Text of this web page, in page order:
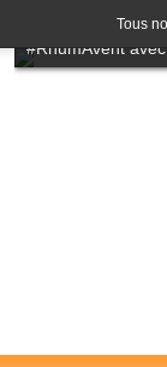
Tous
Tartare de boeuf
#RhumAvent